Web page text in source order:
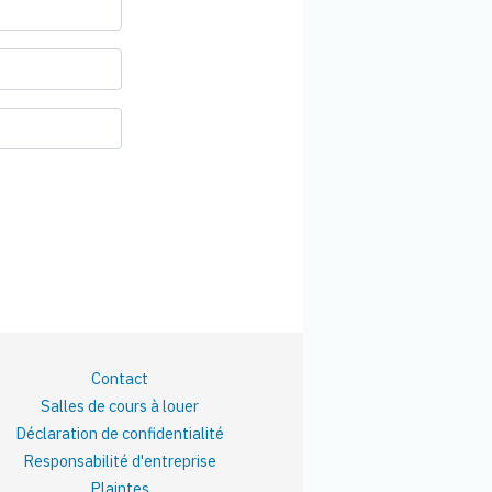
Contact
Salles de cours à louer
Déclaration de confidentialité
Responsabilité d'entreprise